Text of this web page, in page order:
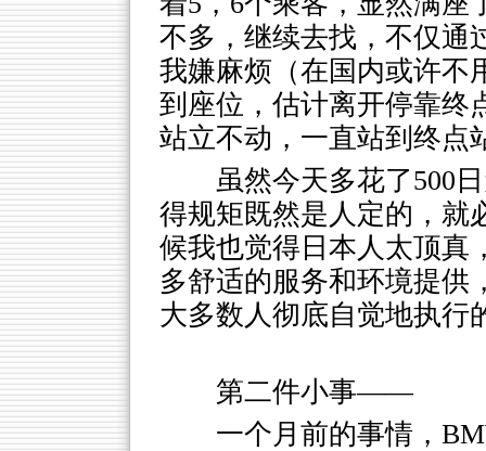
不多，继续去找，不仅通
我嫌麻烦（在国内或许不
到座位，估计离开停靠终
站立不动，一直站到终点
虽然今天多花了500
得规矩既然是人定的，就
候我也觉得日本人太顶真
多舒适的服务和环境提供
大多数人彻底自觉地执行
第二件小事——
一个月前的事情，